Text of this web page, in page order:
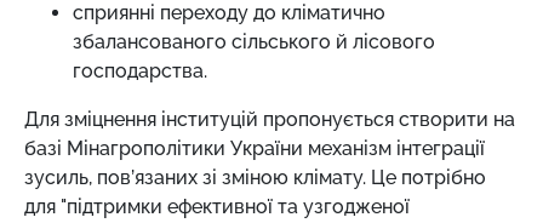
сприянні переходу до кліматично
збалансованого сільського й лісового
господарства.
Для зміцнення інституцій пропонується створити на
базі Мінагрополітики України механізм інтеграції
зусиль, пов’язаних зі зміною клімату. Це потрібно
для "підтримки ефективної та узгодженої